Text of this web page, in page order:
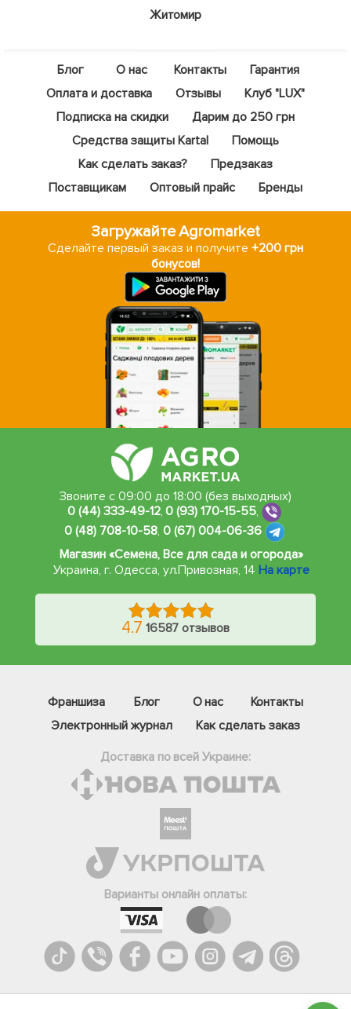
Житомир
Блог О нас Контакты
Гарантия
Оплата и доставка
Отзывы
Клуб "LUX"
Подписка на скидки
Дарим до 250 грн
Средства защиты Kartal
Помощь
Как сделать заказ?
Предзаказ
Поставщикам
Оптовый прайс Бренды
Загружайте Agromarket
Сделайте первый заказ и получите +200 грн
бонусов!
Звоните с 09:00 до 18:00 (без выходных)
0 (44) 333-49-12,0 (93) 170-15-55,
0 (48) 708-10-58, 0 (67) 004-06-36
Магазин «Семена, Все для сада и огорода»
Украина, г. Одесса, ул.Привозная, 14 На карте
4.7 16587 отзывов
Франшиза Блог О нас
Контакты
Электронный журнал
Как сделать заказ
Доставка по всей Украине:
Варианты онлайн оплаты:
Телеграм
Вайбер
Онлайн чат